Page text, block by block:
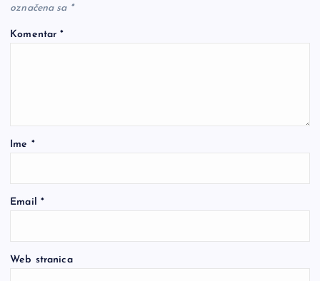
označena sa *
Komentar*
Ime *
Email *
Web stranica